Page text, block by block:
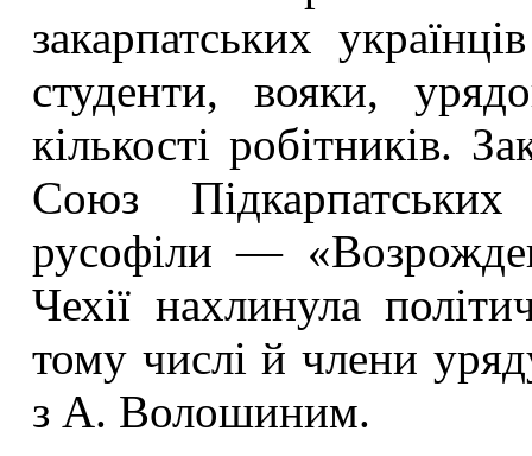
закарпатських
студенти, вояки,
кількості робітників.
Союз
русофіли —
Чехії нахлинула
тому числі й члени
з А. Волошиним.